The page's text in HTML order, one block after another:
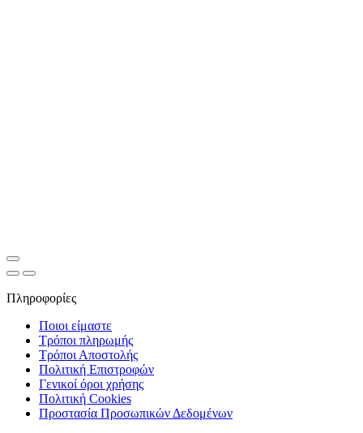
Πληροφορίες
Ποιοι είμαστε
Τρόποι πληρωμής
Τρόποι Αποστολής
Πολιτική Επιστροφών
Γενικοί όροι χρήσης
Πολιτική Cookies
Προστασία Προσωπικών Δεδομένων